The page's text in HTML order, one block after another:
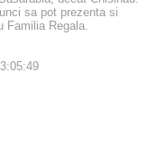
sa pot prezenta si
Familia Regala.